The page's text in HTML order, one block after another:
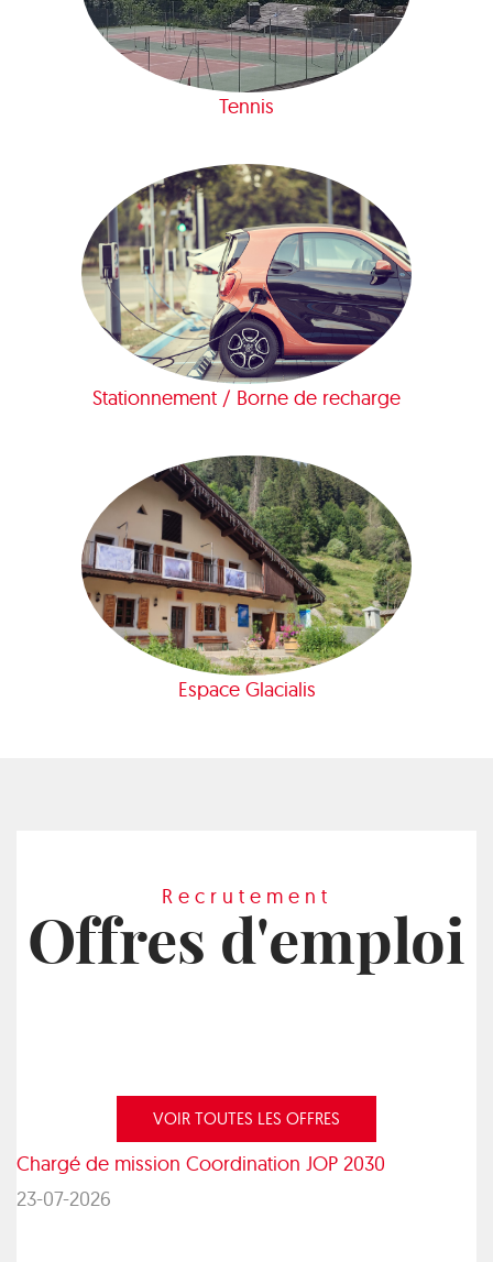
Tennis
Stationnement / Borne de recharge
Espace Glacialis
Recrutement
Offres d'emploi
VOIR TOUTES LES OFFRES
Chargé de mission Coordination JOP 2030
23-07-2026